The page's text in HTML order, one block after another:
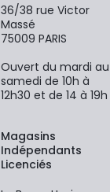
36/38 rue Victor
Massé
75009 PARIS
Ouvert du mardi au
samedi de 10h à
12h30 et de 14 à 19h
Magasins
Indépendants
Licenciés